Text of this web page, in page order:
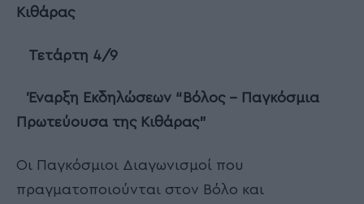
Κιθάρας
Τετάρτη 4/9
Έναρξη Εκδηλώσεων “Βόλος – Παγκόσμια
Πρωτεύουσα της Κιθάρας”
Οι Παγκόσμιοι Διαγωνισμοί που
πραγματοποιούνται στον Βόλο και